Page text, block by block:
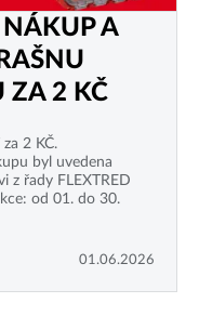
NÁKUP A
ZA 2 KČ
2 KČ.
byl uvedena
z řady FLEXTRED
od 01. do 30.
01.06.2026